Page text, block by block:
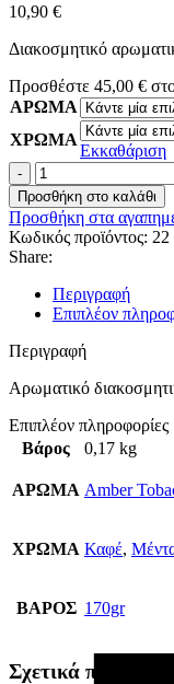
10,90 €
Διακοσμητικό
Προσθέστε 45,00 €
ΑΡΩΜΑ
ΧΡΩΜΑ
Εκκαθάριση
Big
Bubble
ποσότητα
Προσθήκη στο καλάθι
Προσθήκη στα
Κωδικός προϊόντος: 22
Share:
Περιγραφή
Επιπλέον
Περιγραφή
Αρωματικό
Επιπλέον πληροφορίες
Βάρος
0,17 kg
ΑΡΩΜΑ Amber
ΧΡΩΜΑ Καφέ,
ΒΑΡΟΣ 170gr
Σχετικά προϊόντα